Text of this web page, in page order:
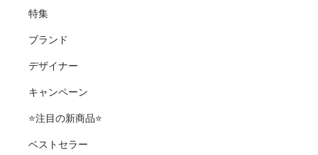
特集
ブランド
デザイナー
キャンペーン
⭐️注目の新商品⭐️
ベストセラー